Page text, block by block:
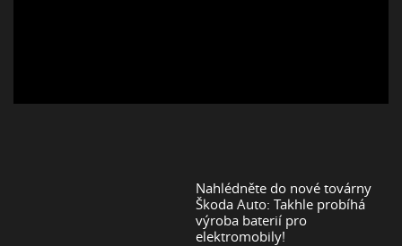
Nahlédněte do nové továrny
Škoda Auto: Takhle probíhá
výroba baterií pro
elektromobily!